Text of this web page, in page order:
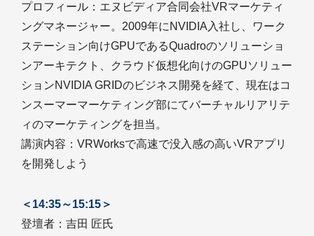
プロフィール：エヌビディア合同会社VRマーケティ
ングマネージャー。2009年にNVIDIA入社し、ワーク
ステーション向けGPUであるQuadroのソリューショ
ンアーキテクト、クラウド仮想化向けのGPUソリュー
ションNVIDIA GRIDのビジネス開発を経て、現在はコ
ンスーマーマーケティング部にてバーチャルリアリテ
ィのマーケティングを担当。
講演内容：VRWorksで高速で没入感の高いVRアプリ
を開発しよう
＜14:35～15:15＞
登壇者：吉田 匠氏